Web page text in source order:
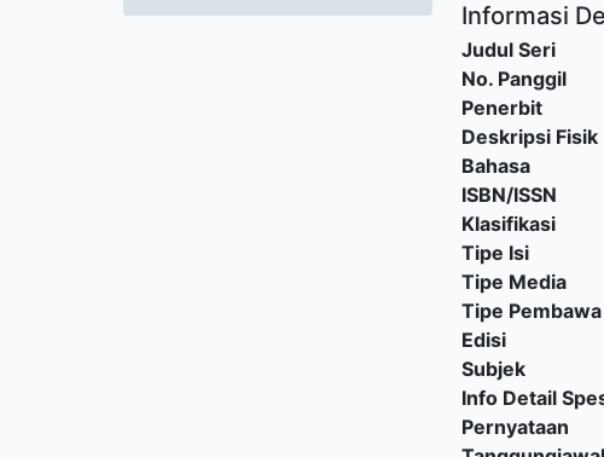
Informasi
Judul Seri
No. Panggil
Penerbit
Deskripsi Fisik
Bahasa
ISBN/ISSN
Klasifikasi
Tipe Isi
Tipe Media
Tipe Pembawa
Edisi
Subjek
Info Detail
Pernyataan